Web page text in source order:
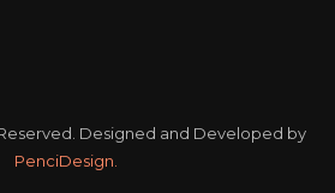
Reserved. Designed and Developed by
PenciDesign.